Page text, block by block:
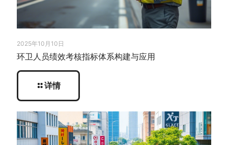
2025年10月10日
环卫人员绩效考核指标体系构建与应用
详情